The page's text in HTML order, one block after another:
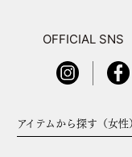
OFFICIAL SNS
アイテムから探す（女性）